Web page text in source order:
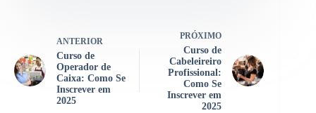
ANTERIOR
Curso de
Operador de
Caixa: Como Se
Inscrever em
2025
PRÓXIMO
Curso de
Cabeleireiro
Profissional:
Como Se
Inscrever em
2025